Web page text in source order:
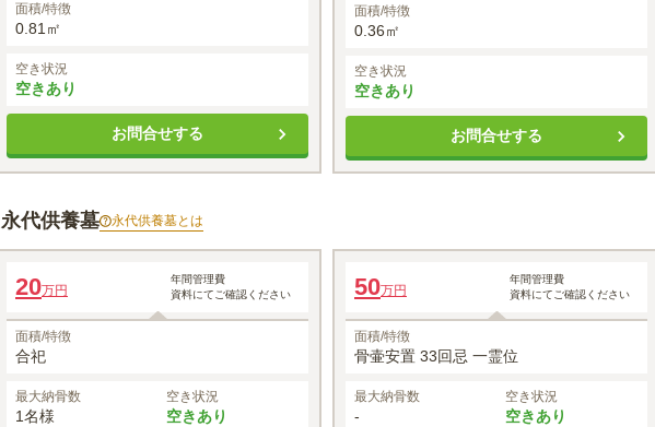
面積/特徴
0.81㎡
空き状況
空きあり
お問合せする
面積/特徴
0.36㎡
空き状況
空きあり
お問合せする
永代供養墓 永代供養墓とは
永代供養塔「かんのんさまのみもと」
1名あたりの価格
20
20万円
年間管理費
資料にてご確認ください
面積/特徴
合祀
最大納骨数
1名様
空き状況
空きあり
永代供養塔「かんのんさまのみもと」
50万円
年間管理費
資料にてご確認ください
面積/特徴
骨壷安置 33回忌 一霊位
最大納骨数
-
空き状況
空きあり